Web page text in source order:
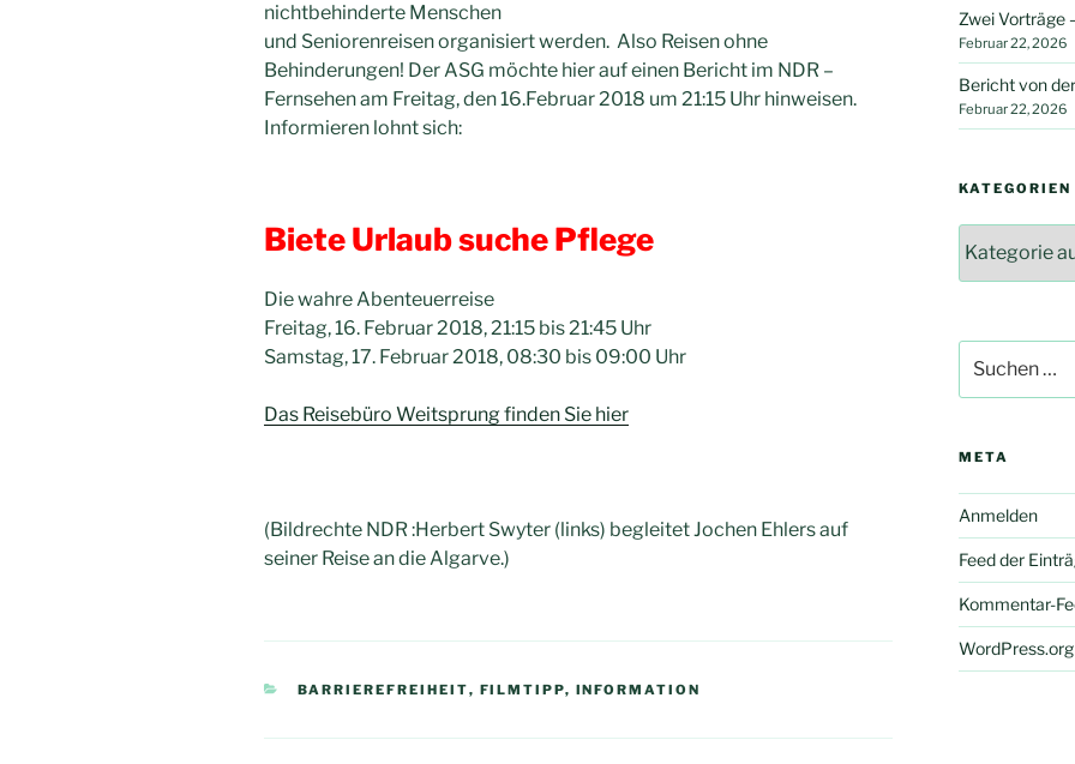
nichtbehinderte Menschen
und Seniorenreisen organisiert werden. Also Reisen ohne
Behinderungen! Der ASG möchte hier auf einen Bericht im NDR –
Fernsehen am Freitag, den 16.Februar 2018 um 21:15 Uhr hinweisen.
Informieren lohnt sich:
Biete Urlaub suche Pflege
Die wahre Abenteuerreise
Freitag, 16. Februar 2018, 21:15 bis 21:45 Uhr
Samstag, 17. Februar 2018, 08:30 bis 09:00 Uhr
Das Reisebüro Weitsprung finden Sie hier
(Bildrechte NDR :Herbert Swyter (links) begleitet Jochen Ehlers auf
seiner Reise an die Algarve.)
KATEGORIEN
BARRIEREFREIHEIT, FILMTIPP, INFORMATION
Zwei Vorträge
Februar 22, 2026
Bericht von
Februar 22, 2026
KATEGORIEN
nach:
META
Anmelden
Feed der
Kommentar-
WordPress.org